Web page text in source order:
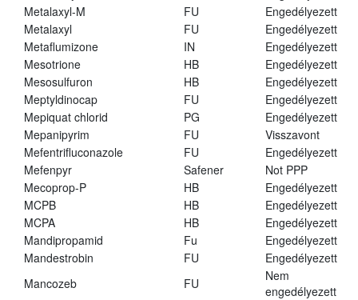
Metalaxyl-M
FU
Engedélyezett
Metalaxyl
FU
Engedélyezett
Metaflumizone
IN
Engedélyezett
Mesotrione
HB
Engedélyezett
Mesosulfuron
HB
Engedélyezett
Meptyldinocap
FU
Engedélyezett
Mepiquat chlorid
PG
Engedélyezett
Mepanipyrim
FU
Visszavont
Mefentrifluconazole
FU
Engedélyezett
Mefenpyr
Safener
Not PPP
Mecoprop-P
HB
Engedélyezett
MCPB
HB
Engedélyezett
MCPA
HB
Engedélyezett
Mandipropamid
Fu
Engedélyezett
Mandestrobin
FU
Engedélyezett
Mancozeb
FU
Nem
engedélyezett